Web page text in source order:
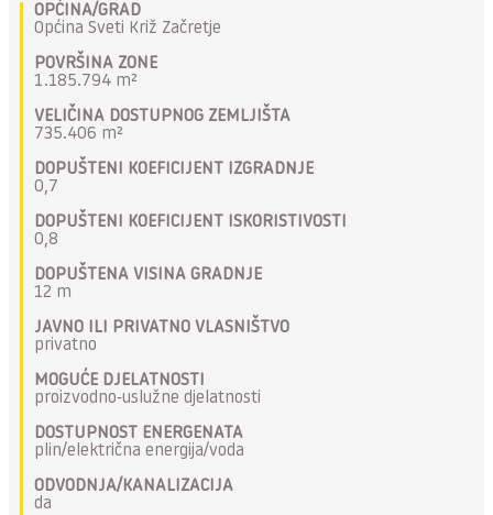
OPĆINA/GRAD
Općina Sveti Križ Začretje
POVRŠINA ZONE
1.185.794 m²
VELIČINA DOSTUPNOG ZEMLJIŠTA
735.406 m²
DOPUŠTENI KOEFICIJENT IZGRADNJE
0,7
DOPUŠTENI KOEFICIJENT ISKORISTIVOSTI
0,8
DOPUŠTENA VISINA GRADNJE
12 m
JAVNO ILI PRIVATNO VLASNIŠTVO
privatno
MOGUĆE DJELATNOSTI
proizvodno-uslužne djelatnosti
DOSTUPNOST ENERGENATA
plin/električna energija/voda
ODVODNJA/KANALIZACIJA
da